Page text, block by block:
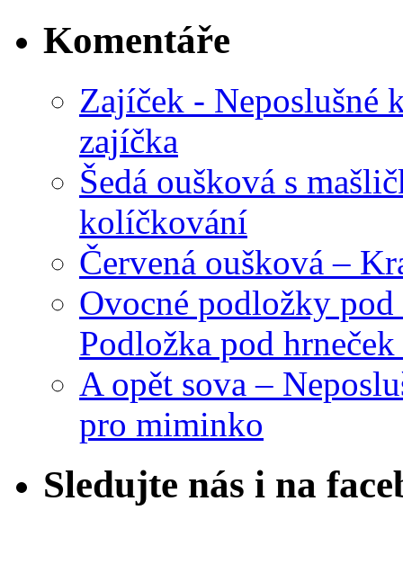
Komentáře
Zajíček - Neposlušné
zajíčka
Šedá oušková s
kolíčkování
Červená oušková –
Ovocné podložky
Podložka pod
A opět sova –
pro miminko
Sledujte nás i na